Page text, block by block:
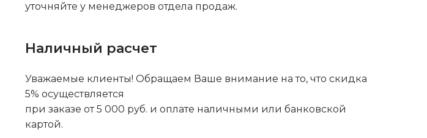
уточняйте у менеджеров отдела продаж.
Наличный расчет
Уважаемые клиенты! Обращаем Ваше внимание на то, что скидка
5% осуществляется
при заказе от 5 000 руб. и оплате наличными или банковской
картой.